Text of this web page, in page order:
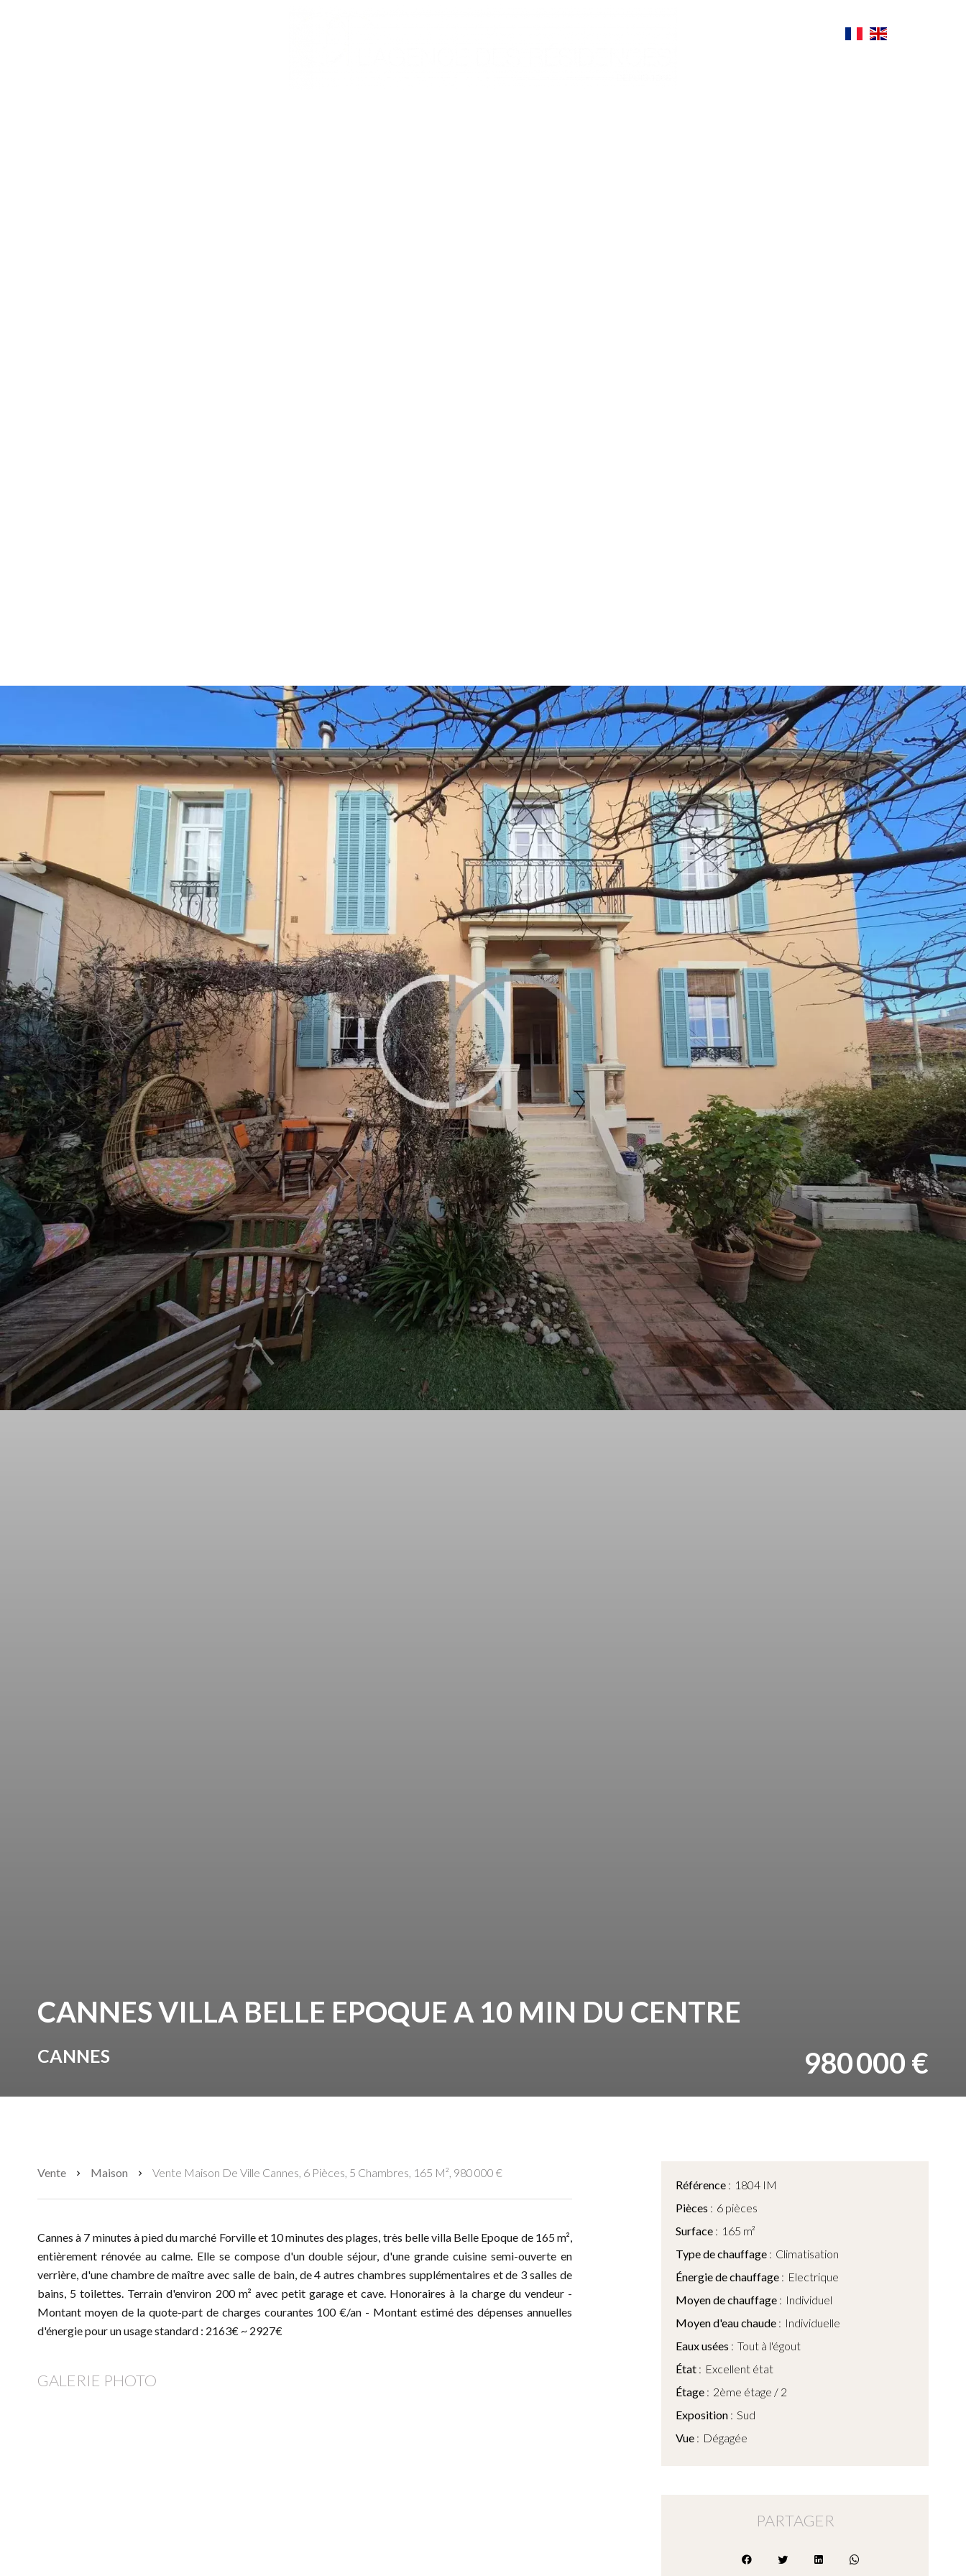
CANNES VILLA BELLE EPOQUE A 10 MIN DU CENTRE
CANNES 980 000 €
Vente Maison Vente Maison De Ville Cannes, 6 Pièces, 5 Chambres, 165 M², 980 000 €
Cannes à 7 minutes à pied du marché Forville et 10 minutes des plages, très belle villa Belle Epoque de 165 m²,
entièrement rénovée au calme. Elle se compose d'un double séjour, d'une grande cuisine semi-ouverte en
verrière, d'une chambre de maître avec salle de bain, de 4 autres chambres supplémentaires et de 3 salles de
bains, 5 toilettes. Terrain d'environ 200 m² avec petit garage et cave. Honoraires à la charge du vendeur -
Montant moyen de la quote-part de charges courantes 100 €/an - Montant estimé des dépenses annuelles
d'énergie pour un usage standard : 2163€ ~ 2927€
GALERIE PHOTO
Référence
1804 IM
Pièces
6 pièces
Surface
165 m²
Type de chauffage
Climatisation
Énergie de chauffage
Electrique
Moyen de chauffage
Individuel
Moyen d'eau chaude
Individuelle
Eaux usées
Tout à l'égout
État
Excellent état
Étage
2ème étage / 2
Exposition
Sud
Vue
Dégagée
PARTAGER